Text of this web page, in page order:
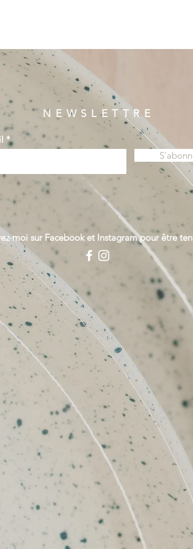
NEWSLETTRE
moi sur Facebook et Instagram pour être